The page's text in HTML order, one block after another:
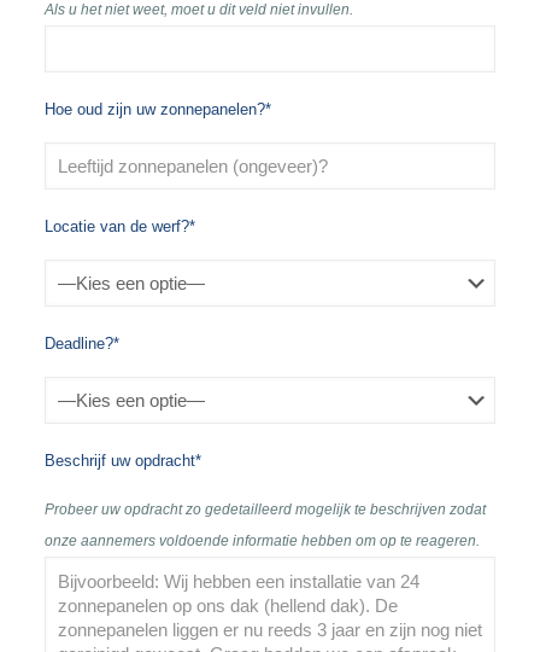
Als u het niet weet, moet u dit veld niet invullen.
Hoe oud zijn uw zonnepanelen?*
Locatie van de werf?*
Deadline?*
Beschrijf uw opdracht*
Probeer uw opdracht zo gedetailleerd mogelijk te beschrijven zodat
onze aannemers voldoende informatie hebben om op te reageren.